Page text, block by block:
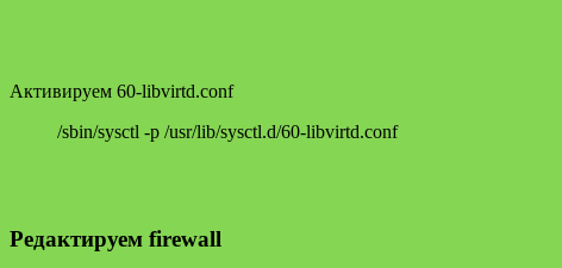
Активируем 60-libvirtd.conf
/sbin/sysctl -p /usr/lib/sysctl.d/60-libvirtd.conf
Редактируем firewall